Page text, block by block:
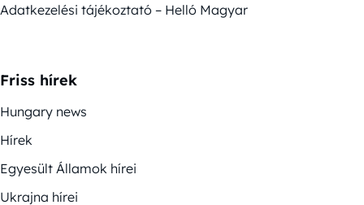
Adatkezelési tájékoztató – Helló Magyar
Friss hírek
Hungary news
Hírek
Egyesült Államok hírei
Ukrajna hírei